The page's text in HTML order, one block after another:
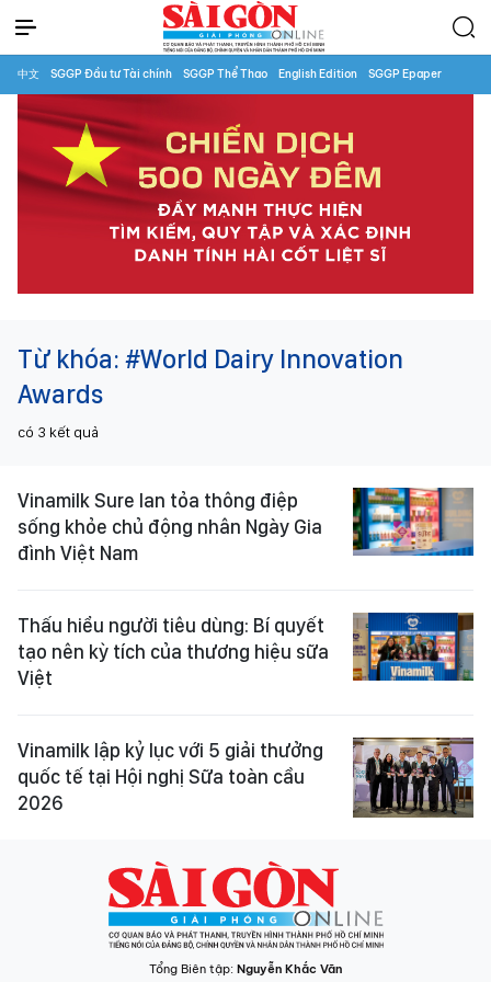
中文 SGGP Đầu tư Tài chính SGGP Thể Thao English Edition SGGP Epaper
Từ khóa: #World Dairy Innovation
Awards
có 3 kết quả
Vinamilk Sure lan tỏa thông điệp
sống khỏe chủ động nhân Ngày Gia
đình Việt Nam
Thấu hiểu người tiêu dùng: Bí quyết
tạo nên kỳ tích của thương hiệu sữa
Việt
Vinamilk lập kỷ lục với 5 giải thưởng
quốc tế tại Hội nghị Sữa toàn cầu
2026
Tổng Biên tập: Nguyễn Khắc Văn